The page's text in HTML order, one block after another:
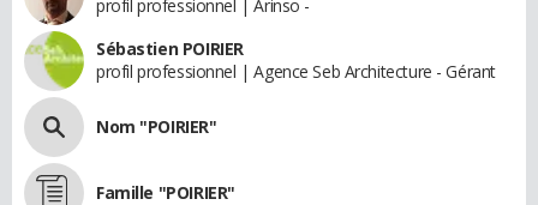
profil professionnel | Arinso -
Sébastien POIRIER
profil professionnel | Agence Seb Architecture - Gérant
Nom "POIRIER"
Famille "POIRIER"